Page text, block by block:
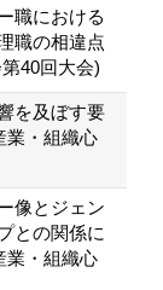
職における
職の相違点
40回大会)
を及ぼす要
業・組織心
像とジェン
との関係に
業・組織心